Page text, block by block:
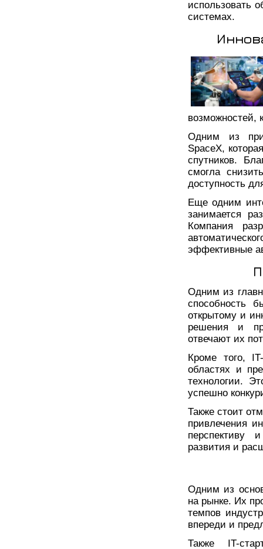
использовать
системах.
возможностей,
Одним из
SpaceX,
спутников.
смогла
доступность
Еще одним
занимается
Компания
эффективные
Одним из
способность
открытому и
решения и
отвечают их
Кроме того,
областях и
технологии.
успешно
Также стоит
привлечения
перспективу
развития и
Одним из
на рынке. Их
темпов
впереди и
Также IT-